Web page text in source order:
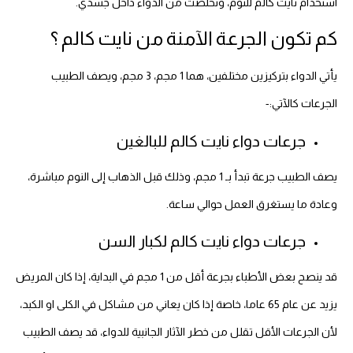
كم تكون الجرعة الآمنة من نايت كالم ؟
يأتي الدواء بتركيزين مختلفين، هما 1 مجم، 3 مجم، ويصف الطبيب
الجرعات كالآتي:-
جرعات دواء نايت كالم للبالغين
يصف الطبيب جرعة تبدأ بـ 1 مجم، وذلك قبل الذهاب إلى النوم مباشرة،
وعادة ما يستغرق العمل حوالي ساعة.
جرعات دواء نايت كالم لكبار السن
قد ينصح بعض الأطباء بجرعة أقل من 1 مجم في البداية، إذا كان المريض
يزيد عن عام 65 عاما، خاصة إذا كان يعاني من مشاكل في الكلى او الكبد،
لأن الجرعات الأقل تقلل من خطر الآثار الجانبية للدواء، قد يصف الطبيب